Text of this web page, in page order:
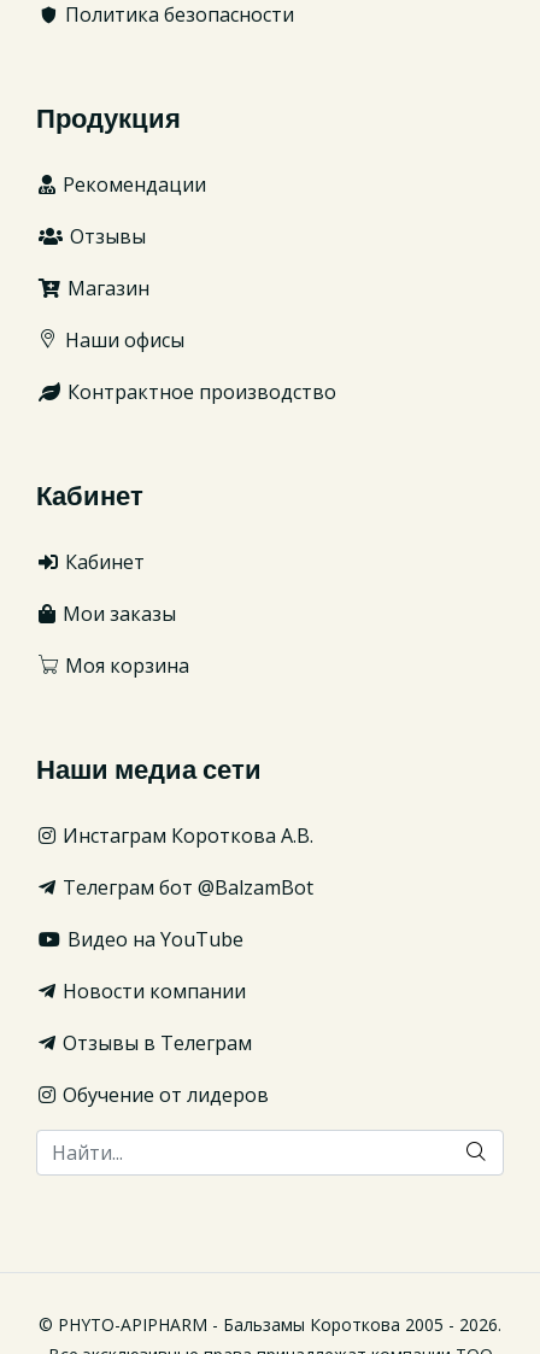
Политика безопасности
Продукция
Рекомендации
Отзывы
Магазин
Наши офисы
Контрактное производство
Кабинет
Кабинет
Мои заказы
Моя корзина
Наши медиа сети
Инстаграм Короткова А.В.
Телеграм бот @BalzamBot
Видео на YouTube
Новости компании
Отзывы в Телеграм
Обучение от лидеров
© PHYTO-APIPHARM - Бальзамы Короткова 2005 - 2026.